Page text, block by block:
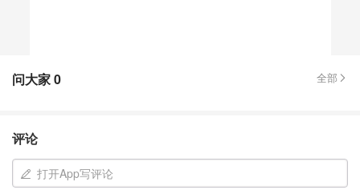
问大家0 全部
评论
打开App写评论